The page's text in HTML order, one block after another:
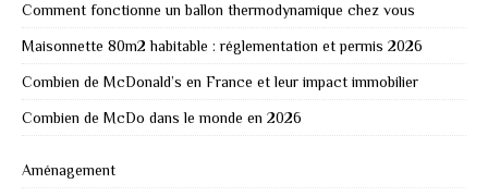
Comment fonctionne un ballon thermodynamique chez vous
Maisonnette 80m2 habitable : réglementation et permis 2026
Combien de McDonald’s en France et leur impact immobilier
Combien de McDo dans le monde en 2026
Aménagement